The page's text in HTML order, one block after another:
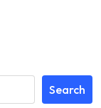
Search